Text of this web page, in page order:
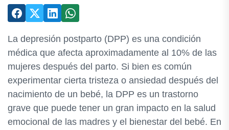
La depresión postparto (DPP) es una condición
médica que afecta aproximadamente al 10% de las
mujeres después del parto. Si bien es común
experimentar cierta tristeza o ansiedad después del
nacimiento de un bebé, la DPP es un trastorno
grave que puede tener un gran impacto en la salud
emocional de las madres y el bienestar del bebé. En